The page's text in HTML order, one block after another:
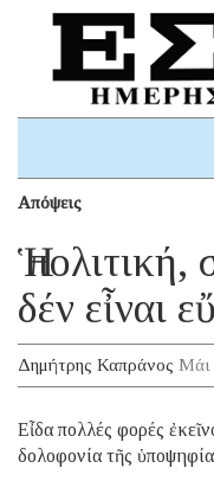
Απόψεις
Ἡ
δέν εἶναι
Δημήτρης Καπράνος Μάι
Εἶδα πολλές φορές
δολοφονία τῆς